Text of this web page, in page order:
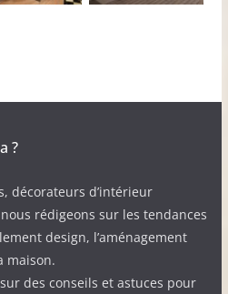
?
décorateurs d’intérieur
rédigeons sur les tendances
design, l’aménagement
maison.
des conseils et astuces pour